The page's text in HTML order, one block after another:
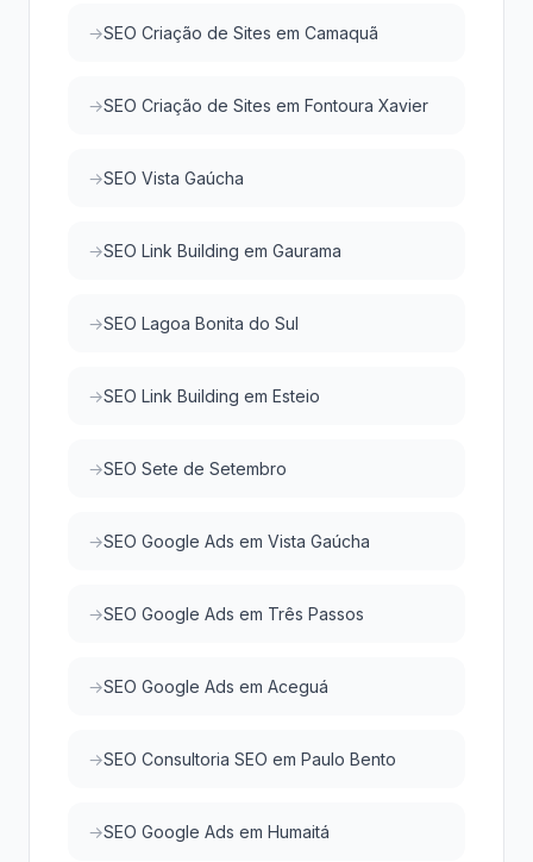
SEO Criação de Sites em Camaquã
SEO Criação de Sites em Fontoura Xavier
SEO Vista Gaúcha
SEO Link Building em Gaurama
SEO Lagoa Bonita do Sul
SEO Link Building em Esteio
SEO Sete de Setembro
SEO Google Ads em Vista Gaúcha
SEO Google Ads em Três Passos
SEO Google Ads em Aceguá
SEO Consultoria SEO em Paulo Bento
SEO Google Ads em Humaitá